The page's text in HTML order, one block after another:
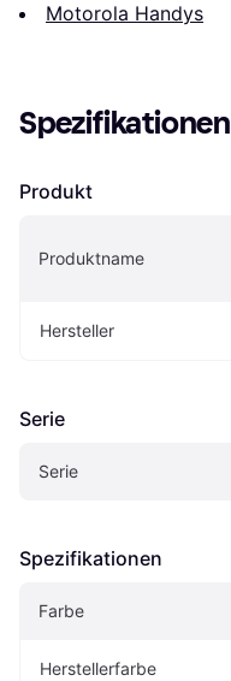
Motorola Handys
Spezifikationen
Produkt
Produktname
Hersteller
Serie
Serie
Spezifikationen
Farbe
Herstellerfarbe